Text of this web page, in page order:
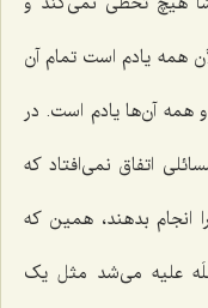
همه یادم است تمام آن
همه آن‌ها یادم است. در
اتفاق نمی‌افتاد که
انجام بدهند، همین که
علیه می‌شد مثل یک